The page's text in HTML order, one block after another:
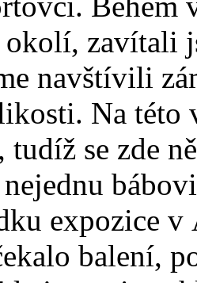
okolí, zavítali
navštívili
Na této
tudíž se zde
expozice v
balení,